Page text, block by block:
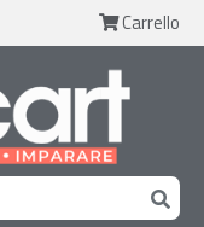
Carrello